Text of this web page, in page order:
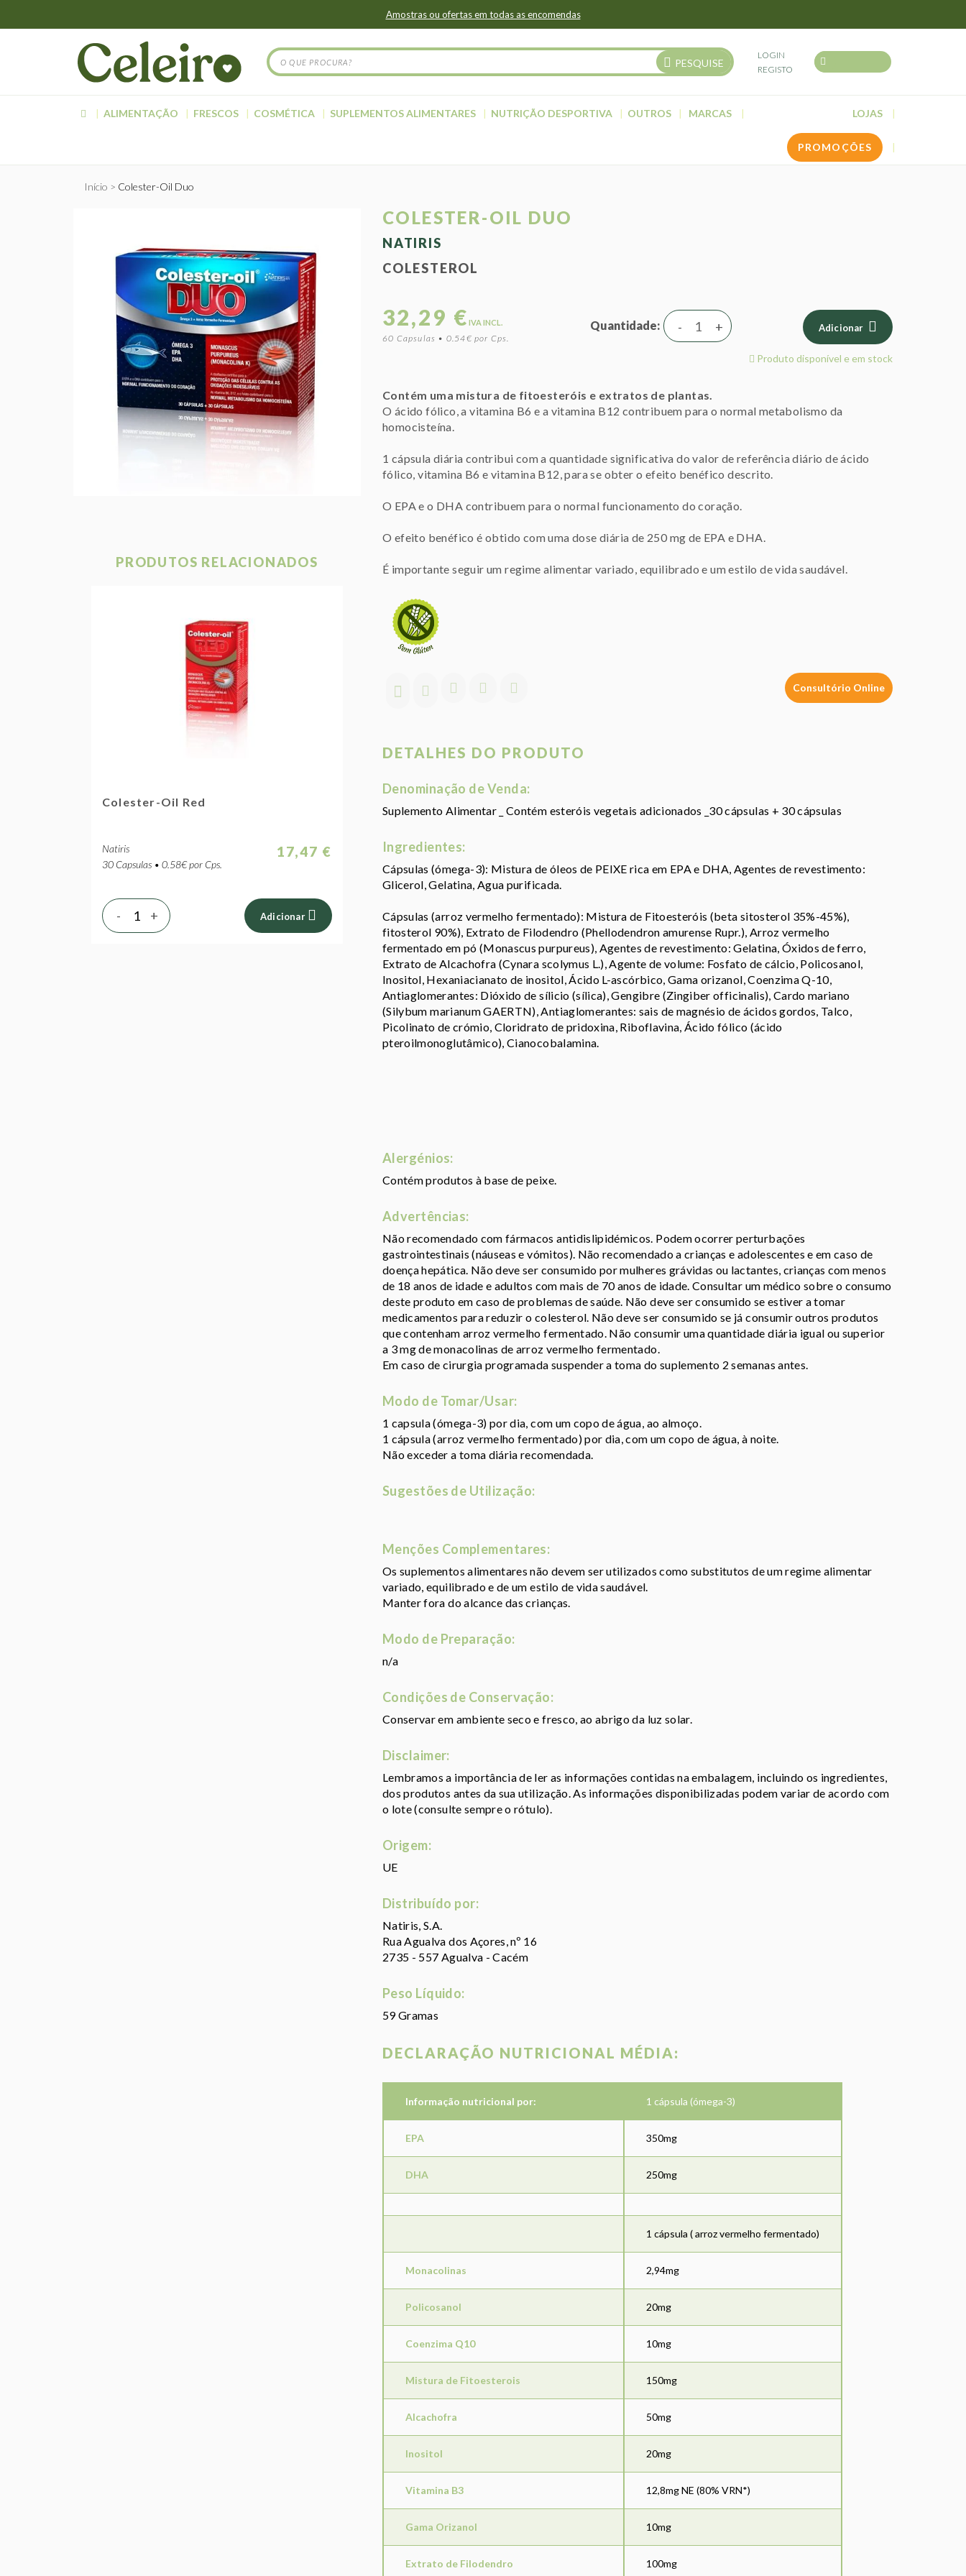
Amostras ou ofertas em todas as encomendas
PESQUISE
LOGIN
REGISTO
ALIMENTAÇÃO FRESCOS COSMÉTICA SUPLEMENTOS ALIMENTARES NUTRIÇÃO DESPORTIVA OUTROS MARCAS LOJAS
PROMOÇÕES
Início Colester-Oil Duo
COLESTER-OIL DUO
NATIRIS
COLESTEROL
32,29 € IVA INCL.
60 Capsulas • 0.54€ por Cps.
Quantidade +
- Adicionar
Produto disponível e em stock
Contém uma mistura de fitoesteróis e extratos de plantas.
O ácido fólico, a vitamina B6 e a vitamina B12 contribuem para o normal metabolismo da
homocisteína.
1 cápsula diária contribui com a quantidade significativa do valor de referência diário de ácido
fólico, vitamina B6 e vitamina B12, para se obter o efeito benéfico descrito.
O EPA e o DHA contribuem para o normal funcionamento do coração.
O efeito benéfico é obtido com uma dose diária de 250 mg de EPA e DHA.
É importante seguir um regime alimentar variado, equilibrado e um estilo de vida saudável.
Consultório Online
DETALHES DO PRODUTO
Denominação de Venda:
Suplemento Alimentar _ Contém esteróis vegetais adicionados _30 cápsulas + 30 cápsulas
Ingredientes:
Cápsulas (ómega-3): Mistura de óleos de PEIXE rica em EPA e DHA, Agentes de revestimento:
Glicerol, Gelatina, Agua purificada.
Cápsulas (arroz vermelho fermentado): Mistura de Fitoesteróis (beta sitosterol 35%-45%),
fitosterol 90%), Extrato de Filodendro (Phellodendron amurense Rupr.), Arroz vermelho
fermentado em pó (Monascus purpureus), Agentes de revestimento: Gelatina, Óxidos de ferro,
Extrato de Alcachofra (Cynara scolymus L.), Agente de volume: Fosfato de cálcio, Policosanol,
Inositol, Hexaniacianato de inositol, Ácido L-ascórbico, Gama orizanol, Coenzima Q-10,
Antiaglomerantes: Dióxido de sílicio (sílica), Gengibre (Zingiber officinalis), Cardo mariano
(Silybum marianum GAERTN), Antiaglomerantes: sais de magnésio de ácidos gordos, Talco,
Picolinato de crómio, Cloridrato de pridoxina, Riboflavina, Ácido fólico (ácido
pteroilmonoglutâmico), Cianocobalamina.
Alergénios:
Contém produtos à base de peixe.
Advertências:
Não recomendado com fármacos antidislipidémicos. Podem ocorrer perturbações
gastrointestinais (náuseas e vómitos). Não recomendado a crianças e adolescentes e em caso de
doença hepática. Não deve ser consumido por mulheres grávidas ou lactantes, crianças com menos
de 18 anos de idade e adultos com mais de 70 anos de idade. Consultar um médico sobre o consumo
deste produto em caso de problemas de saúde. Não deve ser consumido se estiver a tomar
medicamentos para reduzir o colesterol. Não deve ser consumido se já consumir outros produtos
que contenham arroz vermelho fermentado. Não consumir uma quantidade diária igual ou superior
a 3 mg de monacolinas de arroz vermelho fermentado.
Em caso de cirurgia programada suspender a toma do suplemento 2 semanas antes.
Modo de Tomar/Usar:
1 capsula (ómega-3) por dia, com um copo de água, ao almoço.
1 cápsula (arroz vermelho fermentado) por dia, com um copo de água, à noite.
Não exceder a toma diária recomendada.
Sugestões de Utilização:
Menções Complementares:
Os suplementos alimentares não devem ser utilizados como substitutos de um regime alimentar
variado, equilibrado e de um estilo de vida saudável.
Manter fora do alcance das crianças.
Modo de Preparação:
n/a
Condições de Conservação:
Conservar em ambiente seco e fresco, ao abrigo da luz solar.
Disclaimer:
Lembramos a importância de ler as informações contidas na embalagem, incluindo os ingredientes,
dos produtos antes da sua utilização. As informações disponibilizadas podem variar de acordo com
o lote (consulte sempre o rótulo).
Origem:
UE
Distribuído por:
Natiris, S.A.
Rua Agualva dos Açores, nº 16
2735 - 557 Agualva - Cacém
Peso Líquido:
59 Gramas
DECLARAÇÃO NUTRICIONAL MÉDIA:
Informação nutricional por: 1 cápsula (ómega-3)
EPA 350mg
DHA 250mg
1 cápsula ( arroz vermelho fermentado)
Monacolinas 2,94mg
Policosanol 20mg
Coenzima Q10 10mg
Mistura de Fitoesterois 150mg
Alcachofra 50mg
Inositol 20mg
Vitamina B3 12,8mg NE (80% VRN*)
Gama Orizanol 10mg
Extrato de Filodendro 100mg
PRODUTOS RELACIONADOS
Colester-Oil Red
Natiris
30 Capsulas • 0.58€ por Cps.
17,47 €
+
- Adicionar